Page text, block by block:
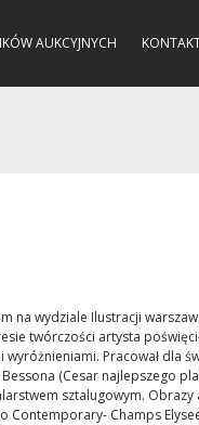
AUKCYJNYCH
na wydziale Ilustracji
twórczości artysta
Pracował dla
(Cesar najlepszego
sztalugowym.
Contemporary- Champs